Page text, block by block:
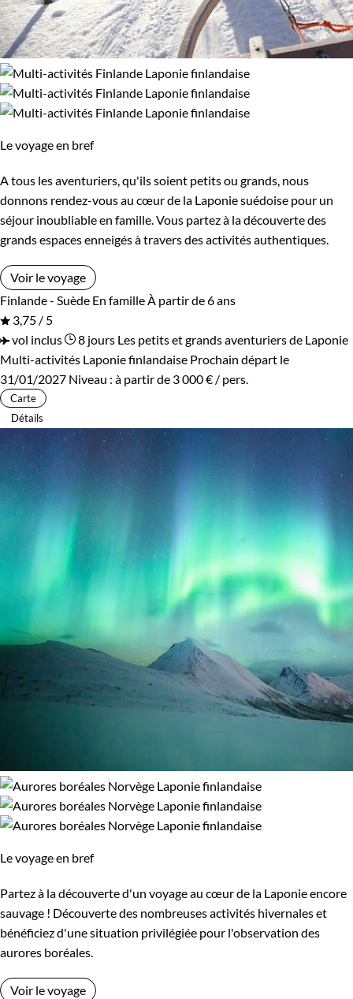
Le voyage en bref
A tous les aventuriers, qu'ils soient petits ou grands, nous
donnons rendez-vous au cœur de la Laponie suédoise pour un
séjour inoubliable en famille. Vous partez à la découverte des
grands espaces enneigés à travers des activités authentiques.
Voir le voyage
Finlande - Suède En familleÀ partir de 6 ans
3,75 / 5
vol inclus
8 jours Les petits et grands aventuriers de Laponie
Multi-activités Laponie finlandaise Prochain départ le
31/01/2027 Niveau : à partir de 3 000 € / pers.
Carte
Détails
Le voyage en bref
Partez à la découverte d'un voyage au cœur de la Laponie encore
sauvage ! Découverte des nombreuses activités hivernales et
bénéficiez d'une situation privilégiée pour l'observation des
aurores boréales.
Voir le voyage